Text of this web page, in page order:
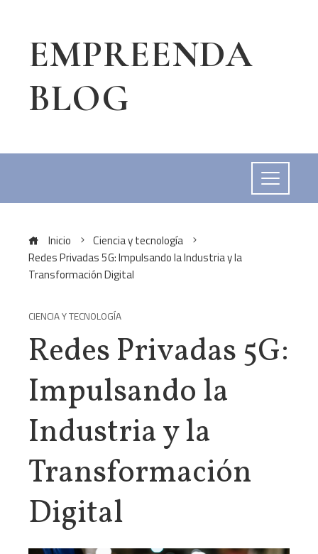
EMPREENDA
BLOG
Inicio
Ciencia y tecnología
Redes Privadas 5G: Impulsando la Industria y la
Transformación Digital
CIENCIA Y TECNOLOGÍA
Redes Privadas 5G:
Impulsando la
Industria y la
Transformación
Digital